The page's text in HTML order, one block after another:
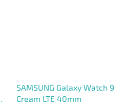
SAMSUNG Galaxy Watch 9
Cream LTE 40mm